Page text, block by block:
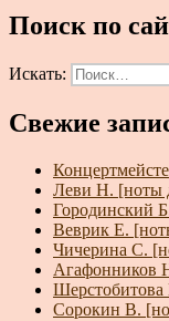
Поиск по
Искать:
Свежие
Леви Н. [ноты
Городинский
Веврик Е.
Чичерина С.
Агафонников
Сорокин В.